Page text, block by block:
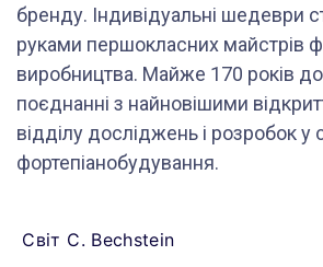
бренду. Індивідуальні шедеври
руками першокласних майстрів
виробництва. Майже 170 років
поєднанні з найновішими
відділу досліджень і розробок у
фортепіанобудування.
Світ C. Bechstein